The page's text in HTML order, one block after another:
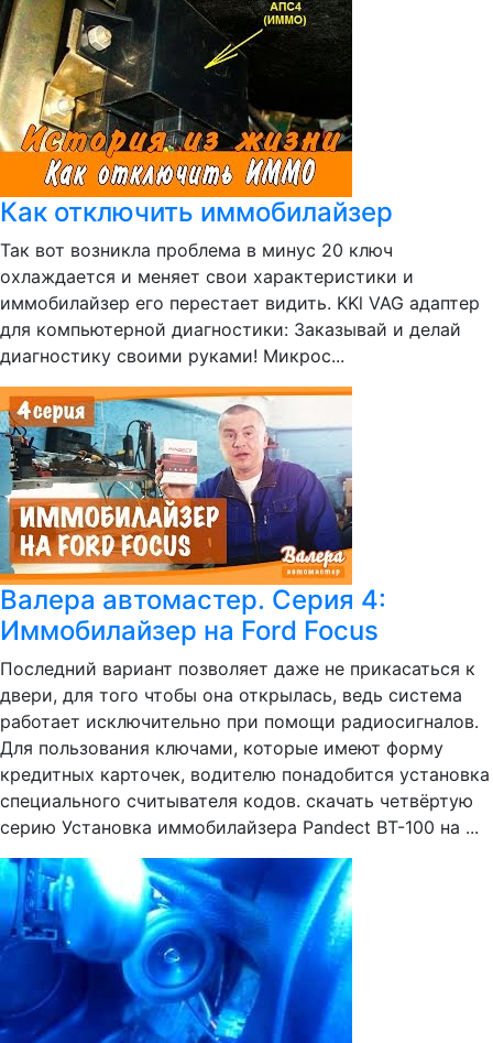
Как отключить иммобилайзер
Так вот возникла проблема в минус 20 ключ
охлаждается и меняет свои характеристики и
иммобилайзер его перестает видить. KKl VAG адаптер
для компьютерной диагностики: Заказывай и делай
диагностику своими руками! Микрос...
Валера автомастер. Серия 4:
Иммобилайзер на Ford Focus
Последний вариант позволяет даже не прикасаться к
двери, для того чтобы она открылась, ведь система
работает исключительно при помощи радиосигналов.
Для пользования ключами, которые имеют форму
кредитных карточек, водителю понадобится установка
специального считывателя кодов. скачать четвёртую
серию Установка иммобилайзера Pandect BT-100 на ...